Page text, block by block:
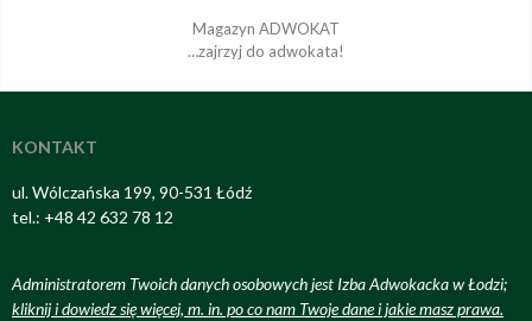
Magazyn ADWOKAT
…zajrzyj do adwokata!
KONTAKT
ul. Wólczańska 199, 90-531 Łódź
tel.: +48 42 632 78 12
Administratorem Twoich danych osobowych jest Izba Adwokacka w Łodzi;
kliknij i dowiedz się więcej, m. in. po co nam Twoje dane i jakie masz prawa.